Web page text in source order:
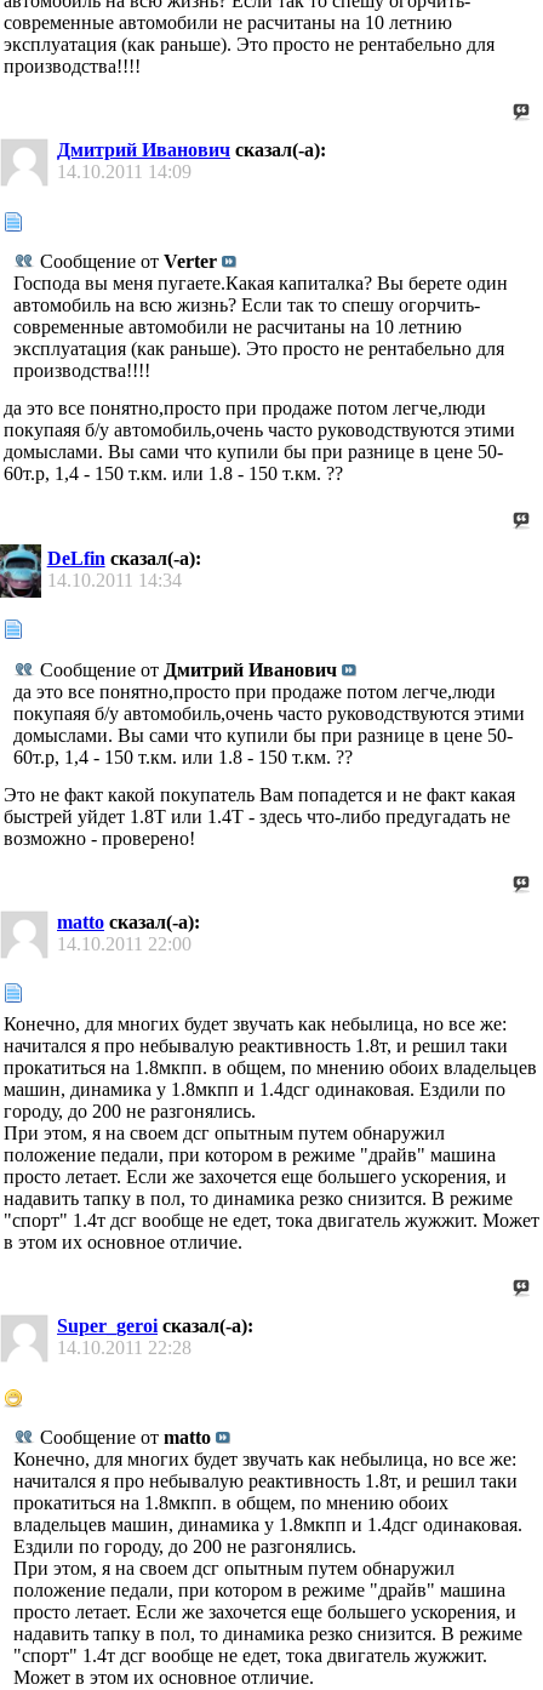
современные автомобили не расчитаны на 10 летнию
эксплуатация (как раньше). Это просто не рентабельно для
производства!!!!
Дмитрий Иванович сказал(-а):
14.10.2011 14:09
Сообщение от Verter
Господа вы меня пугаете.Какая капиталка? Вы берете один
автомобиль на всю жизнь? Если так то спешу огорчить-
современные автомобили не расчитаны на 10 летнию
эксплуатация (как раньше). Это просто не рентабельно для
производства!!!!
да это все понятно,просто при продаже потом легче,люди
покупаяя б/у автомобиль,очень часто руководствуются этими
домыслами. Вы сами что купили бы при разнице в цене 50-
60т.р, 1,4 - 150 т.км. или 1.8 - 150 т.км. ??
DeLfin сказал(-а):
14.10.2011 14:34
Сообщение от Дмитрий Иванович
да это все понятно,просто при продаже потом легче,люди
покупаяя б/у автомобиль,очень часто руководствуются этими
домыслами. Вы сами что купили бы при разнице в цене 50-
60т.р, 1,4 - 150 т.км. или 1.8 - 150 т.км. ??
Это не факт какой покупатель Вам попадется и не факт какая
быстрей уйдет 1.8Т или 1.4Т - здесь что-либо предугадать не
возможно - проверено!
matto сказал(-а):
14.10.2011 22:00
Конечно, для многих будет звучать как небылица, но все же:
начитался я про небывалую реактивность 1.8т, и решил таки
прокатиться на 1.8мкпп. в общем, по мнению обоих владельцев
машин, динамика у 1.8мкпп и 1.4дсг одинаковая. Ездили по
городу, до 200 не разгонялись.
При этом, я на своем дсг опытным путем обнаружил
положение педали, при котором в режиме "драйв" машина
просто летает. Если же захочется еще большего ускорения, и
надавить тапку в пол, то динамика резко снизится. В режиме
"спорт" 1.4т дсг вообще не едет, тока двигатель жужжит. Может
в этом их основное отличие.
Super_geroi сказал(-а):
14.10.2011 22:28
Сообщение от matto
Конечно, для многих будет звучать как небылица, но все же:
начитался я про небывалую реактивность 1.8т, и решил таки
прокатиться на 1.8мкпп. в общем, по мнению обоих
владельцев машин, динамика у 1.8мкпп и 1.4дсг одинаковая.
Ездили по городу, до 200 не разгонялись.
При этом, я на своем дсг опытным путем обнаружил
положение педали, при котором в режиме "драйв" машина
просто летает. Если же захочется еще большего ускорения, и
надавить тапку в пол, то динамика резко снизится. В режиме
"спорт" 1.4т дсг вообще не едет, тока двигатель жужжит.
Может в этом их основное отличие.